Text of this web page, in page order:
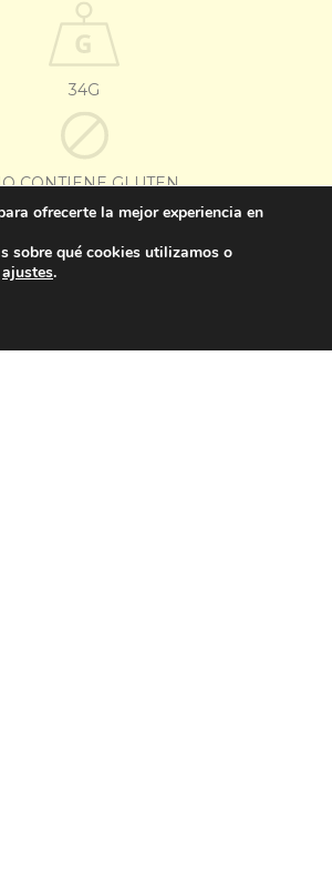
34G
CONTIENE GLUTEN
YOGUR DE FRESA
ofrecerte la mejor experiencia en
sobre qué cookies utilizamos o
ajustes.